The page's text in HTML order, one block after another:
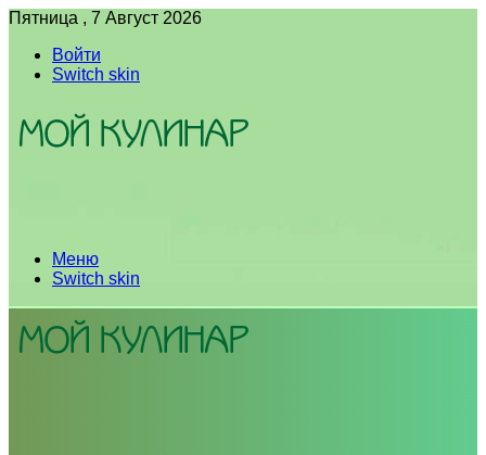
Пятница , 7 Август 2026
Войти
Switch skin
Меню
Switch skin